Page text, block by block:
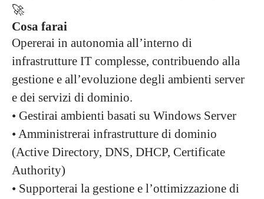
🚀
Cosa farai
Opererai in autonomia all’interno di
infrastrutture IT complesse, contribuendo alla
gestione e all’evoluzione degli ambienti server
e dei servizi di dominio.
• Gestirai ambienti basati su Windows Server
• Amministrerai infrastrutture di dominio
(Active Directory, DNS, DHCP, Certificate
Authority)
• Supporterai la gestione e l’ottimizzazione di